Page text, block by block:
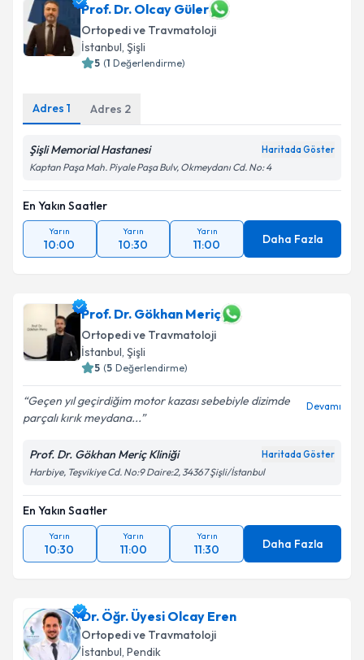
E-posta Adresiniz
Metni'ni okudum ve kişisel verilerimin belirtilen
kapsamda işlenmesini kabul ediyorum.
Takvim Talebini Gönder
Prof. Dr. Olcay Güler
Ortopedi ve Travmatoloji
İstanbul, Şişli
5 (1 Değerlendirme)
Adres 1 Adres 2
Şişli Memorial Hastanesi Haritada Göster
Kaptan Paşa Mah. Piyale Paşa Bulv, Okmeydanı Cd. No: 4
En Yakın Saatler
Yarın
10:00
Yarın
10:30
Yarın
11:00 Daha Fazla
Prof. Dr. Gökhan Meriç
Ortopedi ve Travmatoloji
İstanbul, Şişli
5 (5 Değerlendirme)
Geçen yıl geçirdiğim motor kazası sebebiyle dizimde
parçalı kırık meydana...
Devamı
Prof. Dr. Gökhan Meriç Kliniği Haritada Göster
Harbiye, Teşvikiye Cd. No:9 Daire:2, 34367 Şişli/İstanbul
En Yakın Saatler
Yarın
10:30
Yarın
11:00
Yarın
11:30 Daha Fazla
Dr. Öğr. Üyesi Olcay Eren
Ortopedi ve Travmatoloji
İstanbul, Pendik